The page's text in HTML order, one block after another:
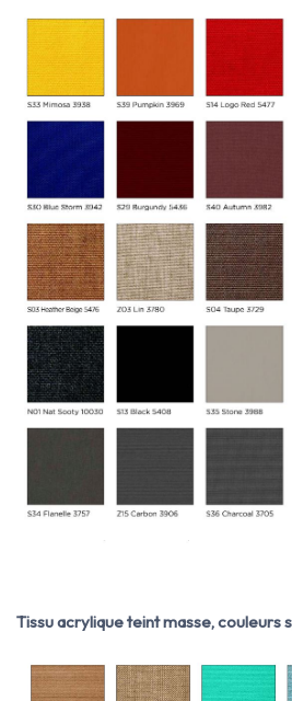
Tissu acrylique teint masse, couleurs